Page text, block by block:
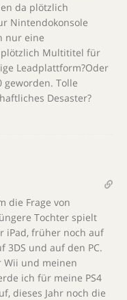
da plötzlich
Nintendokonsole
nur eine
plötzlich Multititel für
Leadplattform?Oder
geworden. Tolle
Desaster?
die Frage von
Tochter spielt
iPad, früher noch auf
3DS und auf den PC.
Wii und meinen
ich für meine PS4
dieses Jahr noch die